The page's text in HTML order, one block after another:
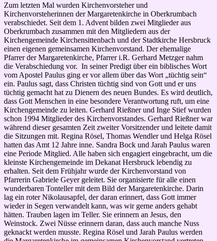
Zum letzten Mal wurden Kirchenvorsteher und
Kirchenvorsteherinnen der Margaretenkirche in Oberkrumbach
verabschiedet. Seit dem 1. Advent bilden zwei Mitglieder aus
Oberkrumbach zusammen mit den Mitgliedern aus der
Kirchengemeinde Kirchensittenbach und der Stadtkirche Hersbruck
einen eigenen gemeinsamen Kirchenvorstand. Der ehemalige
Pfarrer der Margaretenkirche, Pfarrer i.R. Gerhard Metzger nahm
die Verabschiedung vor. In seiner Predigt über ein biblisches Wort
vom Apostel Paulus ging er vor allem über das Wort „tüchtig sein“
ein. Paulus sagt, dass Christen tüchtig sind von Gott und er uns
tüchtig gemacht hat zu Dienern des neuen Bundes. Es wird deutlich,
dass Gott Menschen in eine besondere Verantwortung ruft, um eine
Kirchengemeinde zu leiten. Gerhard Rießner und Inge Stief wurden
schon 1994 Mitglieder des Kirchenvorstandes. Gerhard Rießner war
während dieser gesamten Zeit zweiter Vorsitzender und leitete damit
die Sitzungen mit. Regina Rösel, Thomas Wendler und Helga Rösel
hatten das Amt 12 Jahre inne. Sandra Bock und Jarah Paulus waren
eine Periode Mitglied. Alle haben sich engagiert eingebracht, um die
kleinste Kirchengemeinde im Dekanat Hersbruck lebendig zu
erhalten. Seit dem Frühjahr wurde der Kirchenvorstand von
Pfarrerin Gabriele Geyer geleitet. Sie organisierte für alle einen
wunderbaren Tonteller mit dem Bild der Margaretenkirche. Darin
lag ein roter Nikolausapfel, der daran erinnert, dass Gott immer
wieder in Segen verwandelt kann, was wir gerne anders gehabt
hätten. Trauben lagen im Teller. Sie erinnern an Jesus, den
Weinstock. Zwei Nüsse erinnern daran, dass auch manche Nuss
geknackt werden musste. Regina Rösel und Jarah Paulus werden